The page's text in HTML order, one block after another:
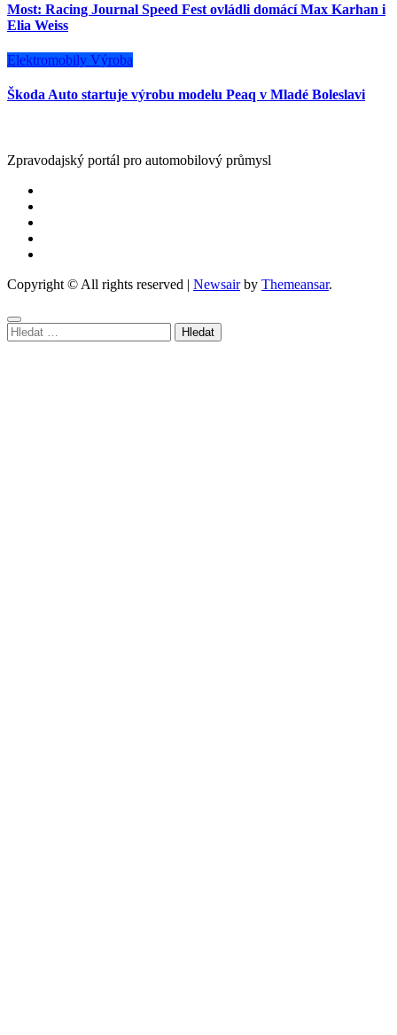
Most: Racing Journal Speed Fest ovládli domácí Max Karhan i
Elia Weiss
Elektromobily Výroba
Škoda Auto startuje výrobu modelu Peaq v Mladé Boleslavi
Zpravodajský portál pro automobilový průmysl
Copyright © All rights reserved | Newsairby Themeansar.
Vyhledávání